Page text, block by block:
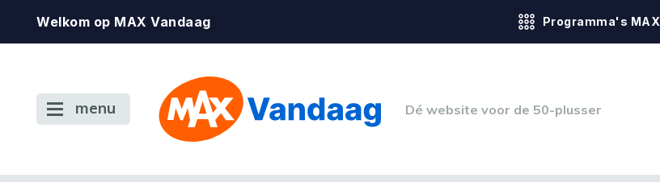
Welkom op MAX Vandaag Programma's MAX
menu Dé website voor de 50-plusser